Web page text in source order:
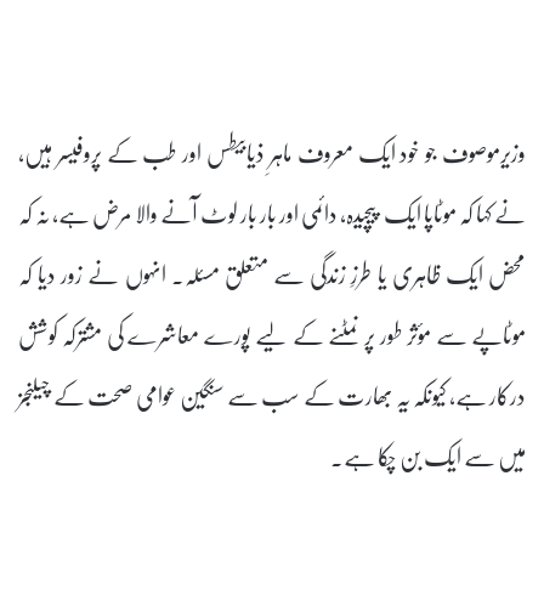
وزیرموصوف جو خود ایک معروف ماہرِ ذیابیطس اور طب کے پروفیسر ہیں،
نے کہا کہ موٹاپا ایک پیچیدہ، دائمی اور بار بار لوٹ آنے والا مرض ہے، نہ کہ
محض ایک ظاہری یا طرزِ زندگی سے متعلق مسئلہ۔ انہوں نے زور دیا کہ
موٹاپے سے مؤثر طور پر نمٹنے کے لیے پورے معاشرے کی مشترکہ کوشش
درکار ہے، کیونکہ یہ بھارت کے سب سے سنگین عوامی صحت کے چیلنجز
میں سے ایک بن چکا ہے۔